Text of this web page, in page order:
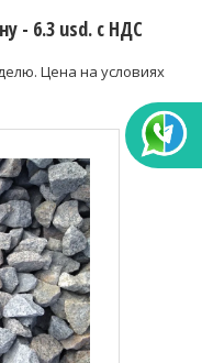
- 6.3 usd. c НДС
Цена на условиях